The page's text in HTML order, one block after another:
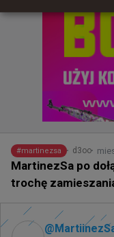
#martinezsa d3oo
MartinezSa po
trochę
@